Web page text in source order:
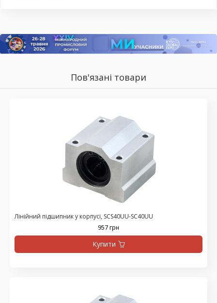
Пов'язані товари
Лінійний підшипник у корпусі, SCS40UU-SC40UU
957 грн
Купити